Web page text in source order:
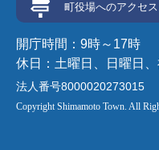
町役場へのアクセス
開庁時間：9時～17時
休日：土曜日、日曜日
法人番号8000020273015
Copyright Shimamoto Town. All